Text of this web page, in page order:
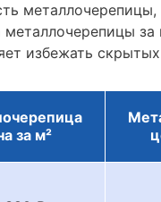
металлочерепицы
избежать
за м²